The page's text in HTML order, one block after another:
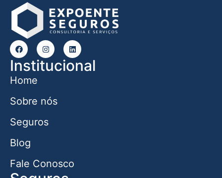
Institucional
Home
Sobre nós
Seguros
Blog
Fale Conosco